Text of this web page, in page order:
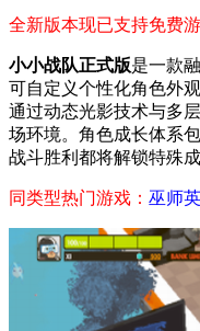
全新版本现已支持免费
小小战队正式版是一款
可自定义个性化角色外
通过动态光影技术与多
场环境。角色成长体系
战斗胜利都将解锁特殊成
同类型热门游戏： 巫师